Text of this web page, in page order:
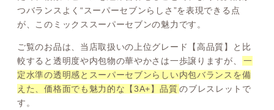
つバランスよく“スーパーセブンらしさ”を表現できる点
が、このミックススーパーセブンの魅力です。
ご覧のお品は、当店取扱いの上位グレード【高品質】と比
較すると透明度や内包物の華やかさは一歩譲りますが、
一
定水準の透明感とスーパーセブンらしい内包バランスを備
えた、価格面でも魅力的な【3A+】品質のブレスレットで
す。